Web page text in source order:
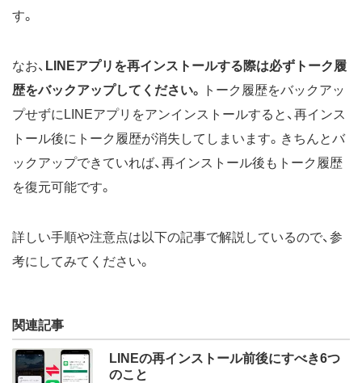
す。
なお、 LINEアプリを再インストールする際は必ずトーク履
歴をバックアップしてください。
トーク履歴をバックアッ
プせずにLINEアプリをアンインストールすると、再インス
トール後にトーク履歴が消失してしまいます。きちんとバ
ックアップできていれば、再インストール後もトーク履歴
を復元可能です。
詳しい手順や注意点は以下の記事で解説しているので、参
考にしてみてください。
関連記事
LINEの再インストール前後にすべき6つ
のこと